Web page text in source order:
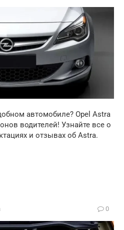
автомобиле? Opel Astra
водителей! Узнайте все о
и отзывах об Astra.
0